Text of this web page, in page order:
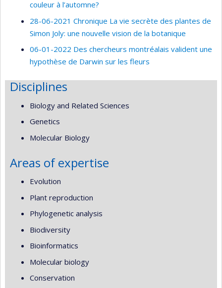
couleur à l’automne?
28-06-2021 Chronique La vie secrète des plantes de
Simon Joly: une nouvelle vision de la botanique
06-01-2022 Des chercheurs montréalais valident une
hypothèse de Darwin sur les fleurs
Disciplines
Biology and Related Sciences
Genetics
Molecular Biology
Areas of expertise
Evolution
Plant reproduction
Phylogenetic analysis
Biodiversity
Bioinformatics
Molecular biology
Conservation